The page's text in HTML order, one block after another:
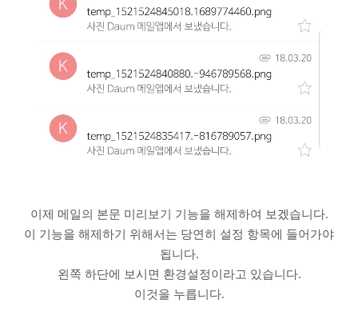
이제 메일의 본문 미리보기 기능을 해제하여 보겠습니다.
이 기능을 해제하기 위해서는 당연히 설정 항목에 들어가야
됩니다.
왼쪽 하단에 보시면 환경설정이라고 있습니다.
이것을 누릅니다.